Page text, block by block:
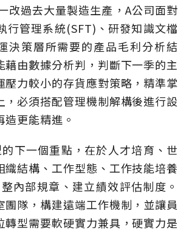
改過去大量製造生產，A公司面對
行管理系統(SFT)、研發知識文檔
決策層所需要的產品毛利分析結
由數據分析判，判斷下一季的主
力較小的存貨應對策略，精準掌
必須搭配管理機制解構後進行設
更能精進。
下一個重點，在於人才培育、世
結構、工作型態、工作技能培養
內部規章、建立績效評估制度。
團隊，構建遠端工作機制，並讓員
型需要軟硬實力兼具，硬實力是